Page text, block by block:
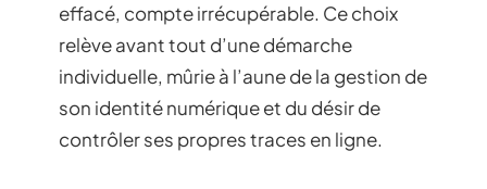
effacé, compte irrécupérable. Ce choix
relève avant tout d’une démarche
individuelle, mûrie à l’aune de la gestion de
son identité numérique et du désir de
contrôler ses propres traces en ligne.